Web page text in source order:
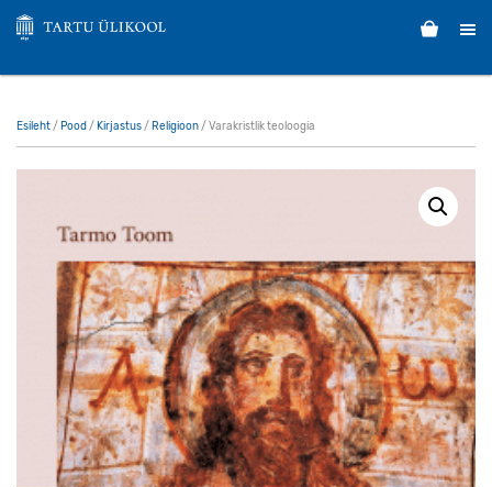
Esileht/ Pood / Kirjastus/ Religioon/ Varakristlik teoloogia